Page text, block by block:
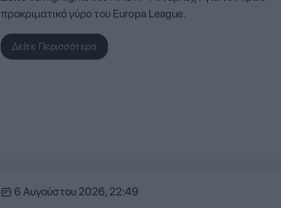
προκριματικό γύρο του Europa League.
Δείτε Περισσότερα
6 Αυγούστου 2026, 22:49